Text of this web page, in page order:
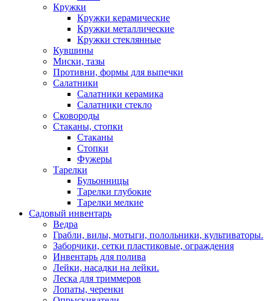
Кружки
Кружки керамические
Кружки металлические
Кружки стеклянные
Кувшины
Миски, тазы
Противни, формы для выпечки
Салатники
Салатники керамика
Салатники стекло
Сковороды
Стаканы, стопки
Стаканы
Стопки
Фужеры
Тарелки
Бульонницы
Тарелки глубокие
Тарелки мелкие
Садовый инвентарь
Ведра
Грабли, вилы, мотыги, полольники, культиваторы.
Заборчики, сетки пластиковые, ограждения
Инвентарь для полива
Лейки, насадки на лейки.
Леска для триммеров
Лопаты, черенки